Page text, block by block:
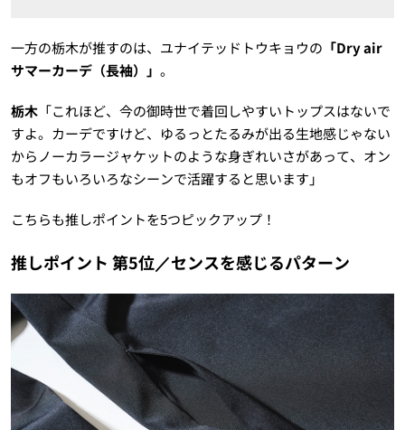
一方の栃木が推すのは、ユナイテッドトウキョウの 「Dry air
サマーカーデ（長袖）」 。
栃木「これほど、今の御時世で着回しやすいトップスはないで
すよ。カーデですけど、ゆるっとたるみが出る生地感じゃない
からノーカラージャケットのような身ぎれいさがあって、オン
もオフもいろいろなシーンで活躍すると思います」
こちらも推しポイントを5つピックアップ！
推しポイント 第5位／センスを感じるパターン